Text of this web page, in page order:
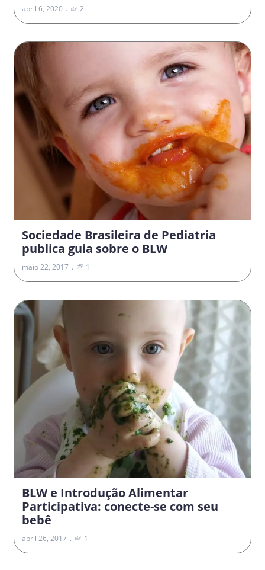
abril 6, 2020 2
Sociedade Brasileira de Pediatria
publica guia sobre o BLW
maio 22, 2017 1
BLW e Introdução Alimentar
Participativa: conecte-se com seu
bebê
abril 26, 2017 1